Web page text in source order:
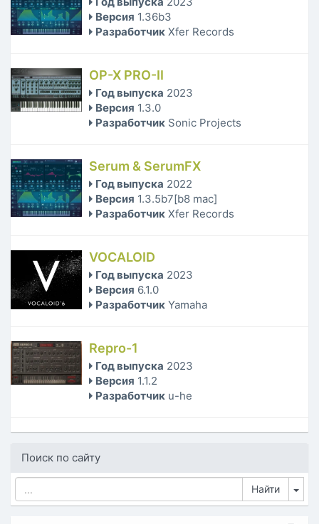
Версия 1.36b3
Разработчик Xfer Records
OP-X PRO-II
Год выпуска 2023
Версия 1.3.0
Разработчик Sonic Projects
Serum & SerumFX
Год выпуска 2022
Версия 1.3.5b7[b8 mac]
Разработчик Xfer Records
VOCALOID
Год выпуска 2023
Версия 6.1.0
Разработчик Yamaha
Repro-1
Год выпуска 2023
Версия 1.1.2
Разработчик u-he
Поиск по сайту